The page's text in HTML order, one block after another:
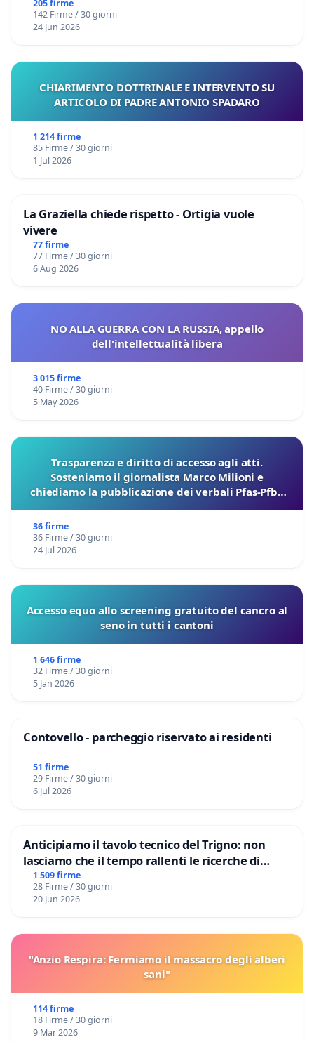
Files
205 firme
142 Firme / 30 giorni
24 Jun 2026
CHIARIMENTO DOTTRINALE E INTERVENTO SU
ARTICOLO DI PADRE ANTONIO SPADARO
1 214 firme
85 Firme / 30 giorni
1 Jul 2026
La Graziella chiede rispetto - Ortigia vuole
vivere
77 firme
77 Firme / 30 giorni
6 Aug 2026
NO ALLA GUERRA CON LA RUSSIA, appello
dell'intellettualità libera
3 015 firme
40 Firme / 30 giorni
5 May 2026
Trasparenza e diritto di accesso agli atti.
Sosteniamo il giornalista Marco Milioni e
chiediamo la pubblicazione dei verbali Pfas-Pfba
36 firme
36 Firme / 30 giorni
24 Jul 2026
Accesso equo allo screening gratuito del cancro al
seno in tutti i cantoni
1 646 firme
32 Firme / 30 giorni
5 Jan 2026
Contovello - parcheggio riservato ai residenti
51 firme
29 Firme / 30 giorni
6 Jul 2026
Anticipiamo il tavolo tecnico del Trigno: non
lasciamo che il tempo rallenti le ricerche di
Domenico Racanati
1 509 firme
28 Firme / 30 giorni
20 Jun 2026
"Anzio Respira: Fermiamo il massacro degli alberi
sani"
114 firme
18 Firme / 30 giorni
9 Mar 2026